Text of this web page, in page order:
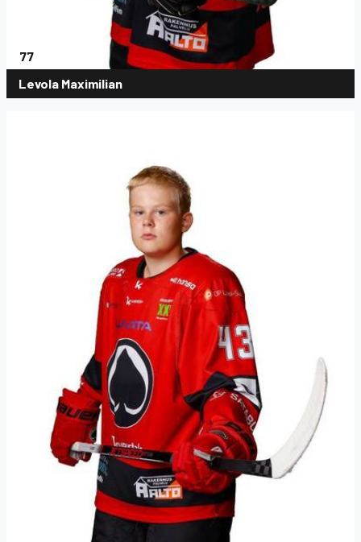
77
Levola Maximilian